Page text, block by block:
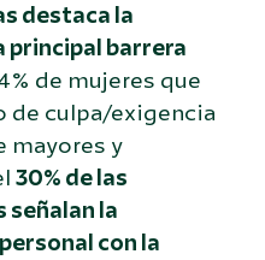
destaca la
principal barrera
de mujeres que
de culpa/exigencia
mayores y
30% de las
señalan la
con la